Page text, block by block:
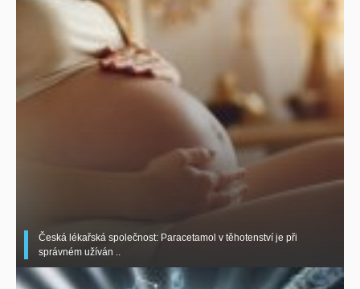
Česká lékařská společnost: Paracetamol v těhotenství je při
správném užíván ..